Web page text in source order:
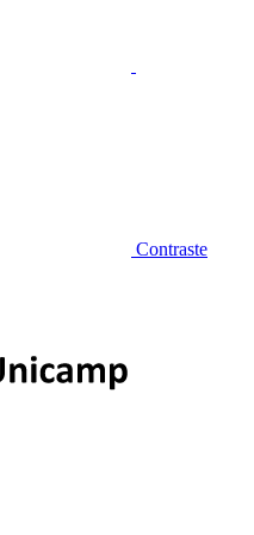
Contraste